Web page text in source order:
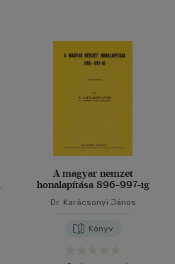
A magyar nemzet
honalapítása 896-997-ig
Dr. Karácsonyi János
Könyv